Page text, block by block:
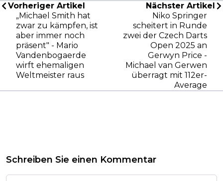
Vorheriger Artikel
„Michael Smith hat
zwar zu kämpfen, ist
aber immer noch
präsent" - Mario
Vandenbogaerde
wirft ehemaligen
Weltmeister raus
Nächster Artikel
Niko Springer
scheitert in Runde
zwei der Czech Darts
Open 2025 an
Gerwyn Price -
Michael van Gerwen
überragt mit 112er-
Average
Schreiben Sie einen Kommentar